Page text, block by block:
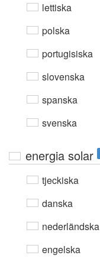
lettiska
polska
portugisiska
slovenska
spanska
svenska
energia solar
tjeckiska
danska
nederländska
engelska